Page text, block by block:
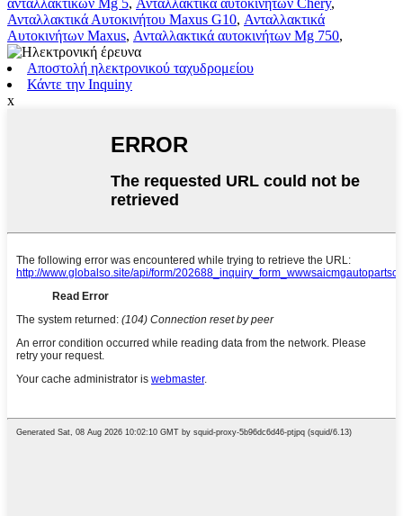
ανταλλακτικών Mg 5, Ανταλλακτικά αυτοκινήτων Chery,
Ανταλλακτικά Αυτοκινήτου Maxus G10, Ανταλλακτικά
Αυτοκινήτων Maxus, Ανταλλακτικά αυτοκινήτων Mg 750,
Αποστολή ηλεκτρονικού ταχυδρομείου
Κάντε την Inquiny
x